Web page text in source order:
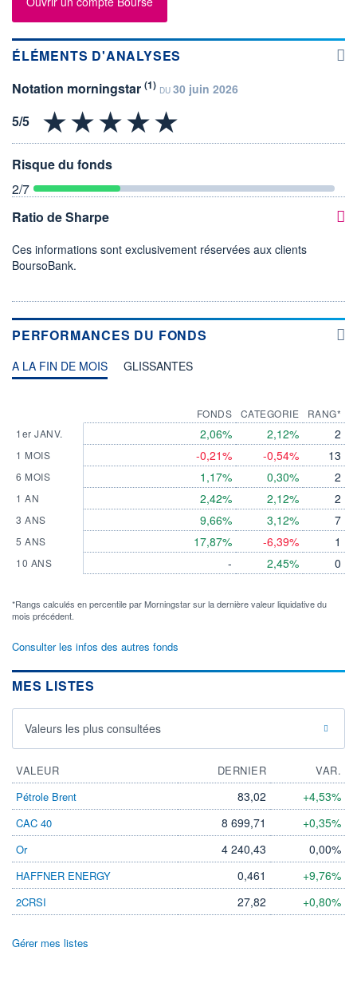
ÉLÉMENTS D'ANALYSES
Notation morningstar (1) DU 30 juin 2026
Risque du fonds
2/7
Ratio de Sharpe
Ces informations sont exclusivement réservées aux clients
BoursoBank.
PERFORMANCES DU FONDS
A LA FIN DE MOIS GLISSANTES
1er JANV.
1 MOIS
6 MOIS
1 AN
3 ANS
5 ANS
10 ANS
FONDS
2,06%
-0,21%
1,17%
2,42%
9,66%
17,87%
-
CATEGORIE
2,12%
-0,54%
0,30%
2,12%
3,12%
-6,39%
2,45%
RANG*
2
13
2
2
7
1
0
*Rangs calculés en percentile par Morningstar sur la dernière valeur liquidative du
mois précédent.
Consulter les infos des autres fonds
MES LISTES
Valeurs les plus consultées
VALEUR DERNIER
VAR.
Pétrole Brent
83,02 +4,53%
CAC 40 8 699,71 +0,35%
Or 4 240,43 0,00%
HAFFNER ENERGY 0,461 +9,76%
2CRSI 27,82 +0,80%
Gérer mes listes